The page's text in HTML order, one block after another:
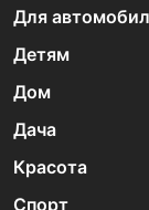
Для
Детям
Дом
Дача
Красота
Спорт